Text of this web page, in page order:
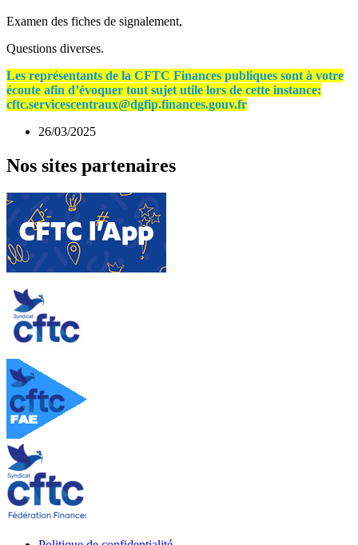
Examen des fiches de signalement,
Questions diverses.
Les représentants de la CFTC Finances publiques sont à votre
écoute afin d’évoquer tout sujet utile lors de cette instance:
cftc.servicescentraux@dgfip.finances.gouv.fr
26/03/2025
Nos sites partenaires